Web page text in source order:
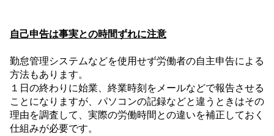
自己申告は事実との時間ずれに注意
勤怠管理システムなどを使用せず労働者の自主申告による
方法もあります。
１日の終わりに始業、終業時刻をメールなどで報告させる
ことになりますが、パソコンの記録などと違うときはその
理由を調査して、実際の労働時間との違いを補正しておく
仕組みが必要です。